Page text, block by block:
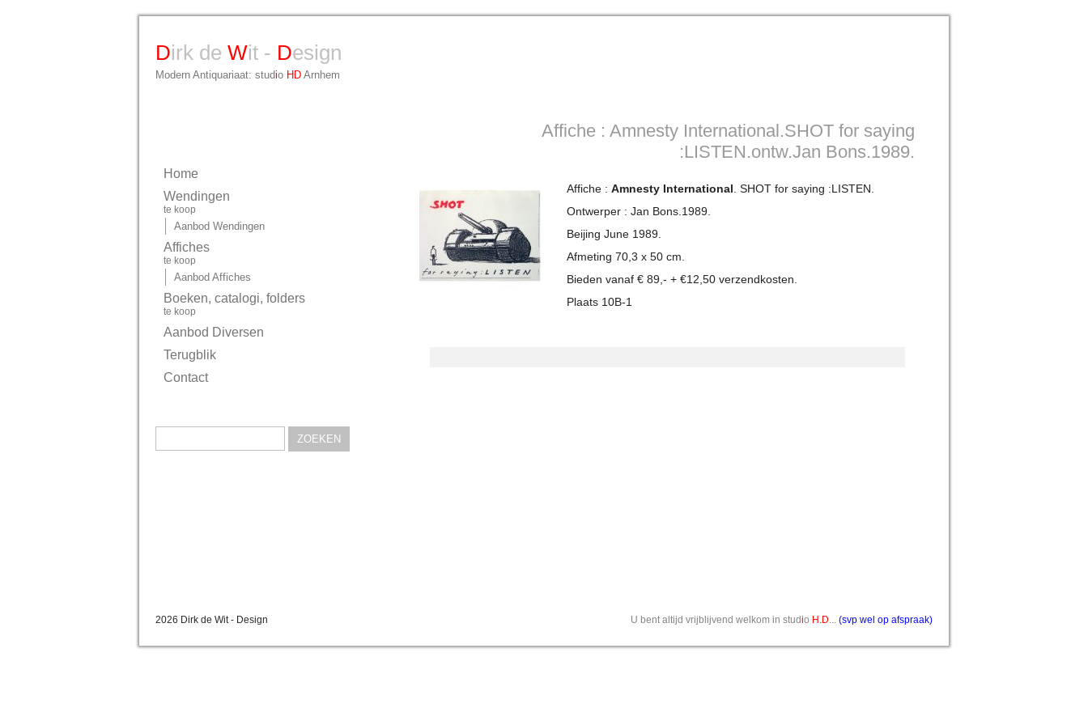
Dirk de Wit - Design
Modern Antiquariaat: studio HD Arnhem
Affiche : Amnesty International.SHOT for saying
:LISTEN.ontw.Jan Bons.1989.
Affiche :Amnesty International . SHOT for saying :LISTEN.
Ontwerper : Jan Bons.1989.
Beijing June 1989.
Afmeting 70,3 x 50 cm.
Bieden vanaf € 89,- + €12,50 verzendkosten.
Plaats 10B-1
Home
Wendingen
te koop
Aanbod Wendingen
Affiches
te koop
Aanbod Affiches
Boeken, catalogi, folders
te koop
Aanbod Diversen
Terugblik
Contact
naar:
2026 Dirk de Wit - Design U bent altijd vrijblijvend welkom in studio H.D... (svp wel op afspraak)